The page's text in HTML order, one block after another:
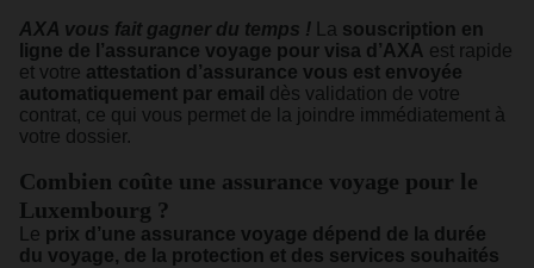
AXA vous fait gagner du temps ! La souscription en
ligne de l’assurance voyage pour visa d’AXA est rapide
et votre attestation d’assurance vous est envoyée
automatiquement par email dès validation de votre
contrat, ce qui vous permet de la joindre immédiatement à
votre dossier.
Combien coûte une assurance voyage pour le
Luxembourg ?
Le prix d’une assurance voyage dépend de la durée
du voyage, de la protection et des services souhaités